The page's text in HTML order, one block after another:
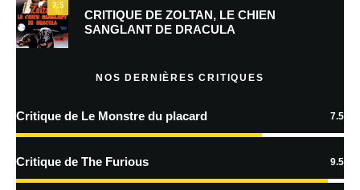
Prévenez-moi de tous les nouveaux commentaires par e-mail.
Prévenez-moi de tous les nouveaux articles par e-mail.
En savoir
traitées
7.5
CRITIQUE DE ZOLTAN, LE CHIEN
SANGLANT DE DRACULA
NOS DERNIÈRES CRITIQUES
Critique de Le Monstre du placard 7.5
Critique de The Furious 9.5